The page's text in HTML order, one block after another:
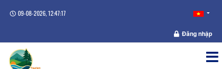
09-08-2026, 12:47:17
Đăng nhập